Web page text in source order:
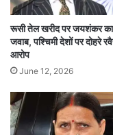
वीडियो के आखिर में
वे जुए का शिकार न
कर सकता है।
विजय देवरकोंडा
प्रतिक्रिया
रूसी तेल खरीद पर जयशंकर का
जवाब, पश्चिमी देशों पर दोहरे
आरोप
June 12, 2026